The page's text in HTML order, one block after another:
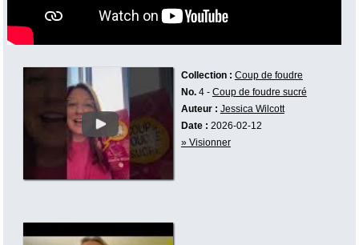
Collection : Coup de foudre
No.4 - Coup de foudre sucré
Auteur : Jessica Wilcott
Date : 2026-02-12
» Visionner